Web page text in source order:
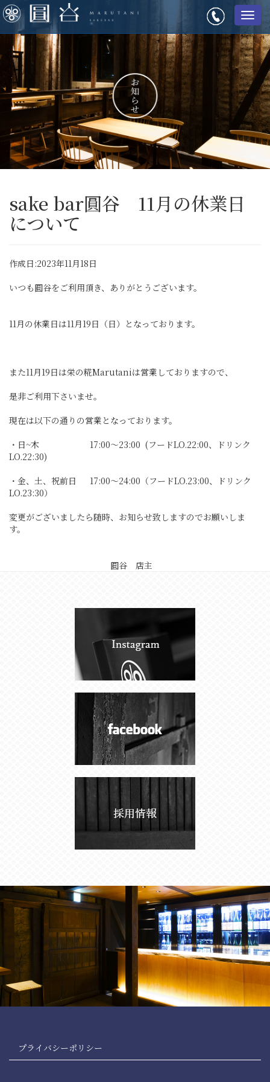
メ
ニ
ュ
ー
sake bar圓谷 11月の休業日
について
作成日:2023年11月18日
いつも圓谷をご利用頂き、ありがとうございます。
11月の休業日は11月19日（日）となっております。
また11月19日は栄の糀Marutaniは営業しておりますので、
是非ご利用下さいませ。
現在は以下の通りの営業となっております。
・日~木 17:00〜23:00 (フードLO.22:00、ドリンク
LO.22:30)
・金、土、祝前日 17:00～24:00（フードLO.23:00、ドリンク
LO.23:30）
変更がございましたら随時、お知らせ致しますのでお願いしま
す。
圓谷 店主
プライバシーポリシー